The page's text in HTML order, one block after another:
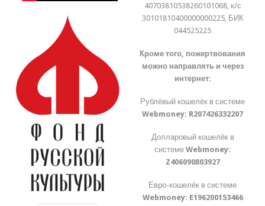
40703810538260101068, к/с
30101810400000000225, БИК
044525225
Кроме того, пожертвования
можно направлять и через
интернет:
Рублёвый кошелёк в системе
Webmoney: R207426332207
Долларовый кошелёк в
системеWebmoney:
Z406090803927
Евро-кошелёк в системе
Webmoney: E196200153466